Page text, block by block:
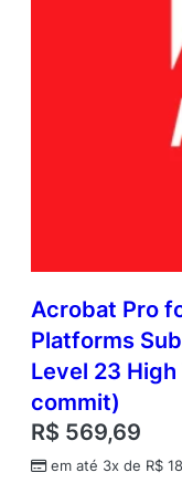
Acrobat Pro
Platforms
Level 23
commit)
R$ 569,69
em até 3x de R$